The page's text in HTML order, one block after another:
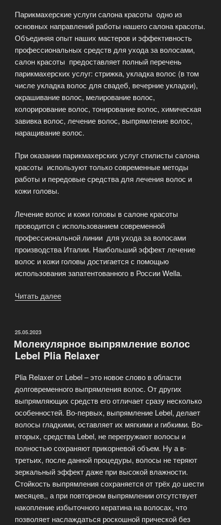
Парикмахерские услуги салона красоты одно из
основных направлений работы нашего салона красоты.
Объединяя опыт наших мастеров и эффективность
профессиональных средств для ухода за волосами,
салон красоты предоставляет полный перечень
парикмахерских услуг: стрижка, укладка волос (в том
числе укладка волос для свадеб, вечерние укладки),
окрашивание волос, мелирование волос,
колорирование волос, тонирование волос, химическая
завивка волос, лечение волос, выпрямление волос,
наращивание волос.
При оказании парикмахерских услуг стилисты салона
красоты используют только современные методы
работы и передовые средства для лечения волос и
кожи головы.
Лечение волос и кожи головы в салоне красоты
проводится с использованием современной
профессиональной линии для ухода за волосами
производства Италии. Наибольший эффект лечение
волос и кожи головы достигается с помощью
использования запатентованного в России Wella.
Читать далее
Wella»
ОПУБЛИКОВАНО
25.05.2023
Молекулярное выпрямление волос
Lebel Plia Relaxer
Plia Relaxer от Lebel – это новое слово в области
долговременного выпрямления волос. От других
выпрямляющих средств его отличает сразу несколько
особенностей. Во-первых, выпрямление Lebel, делает
волосы гладкими, оставляет их мягкими и гибкими. Во-
вторых, средства Lebel, не перегружают волосы и
полностью сохраняют прикорневой объем. Ну а в-
третьих, после данной процедуры, волосы не теряют
зеркальный эффект даже при высокой влажности.
Стойкость выпрямления сохраняется от трёх до шести
месяцев,, а при повторном выпрямлении отсутствует
накопление избыточного кератина на волосах, что
позволяет наслаждаться роскошной прической без